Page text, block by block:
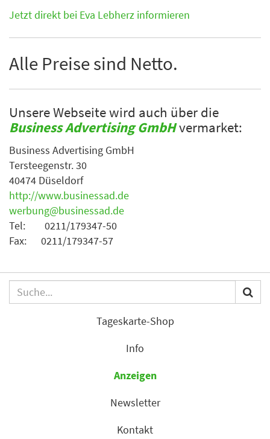
Jetzt direkt bei Eva Lebherz informieren
Alle Preise sind Netto.
Unsere Webseite wird auch über die
Business Advertising GmbHvermarket:
Business Advertising GmbH
Tersteegenstr. 30
40474 Düseldorf
http://www.businessad.de
werbung@businessad.de
Tel: 0211/179347-50
Fax: 0211/179347-57
Tageskarte-Shop
Info
Anzeigen
Newsletter
Kontakt